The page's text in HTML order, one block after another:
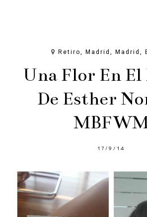
Retiro, Madrid, Madrid,
Una Flor En El
De Esther
17/9/14